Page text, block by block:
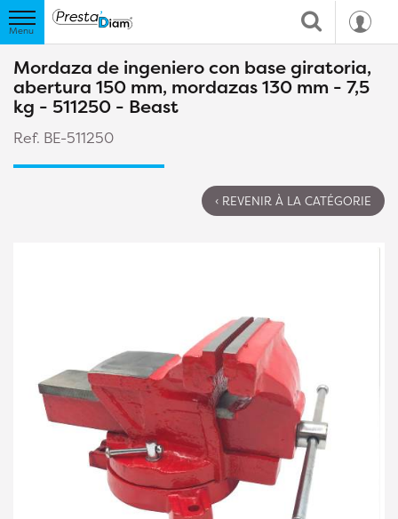
Mordaza de ingeniero con base giratoria,
abertura 150 mm, mordazas 130 mm - 7,5
kg - 511250 - Beast
Ref. BE-511250
‹ REVENIR À LA CATÉGORIE